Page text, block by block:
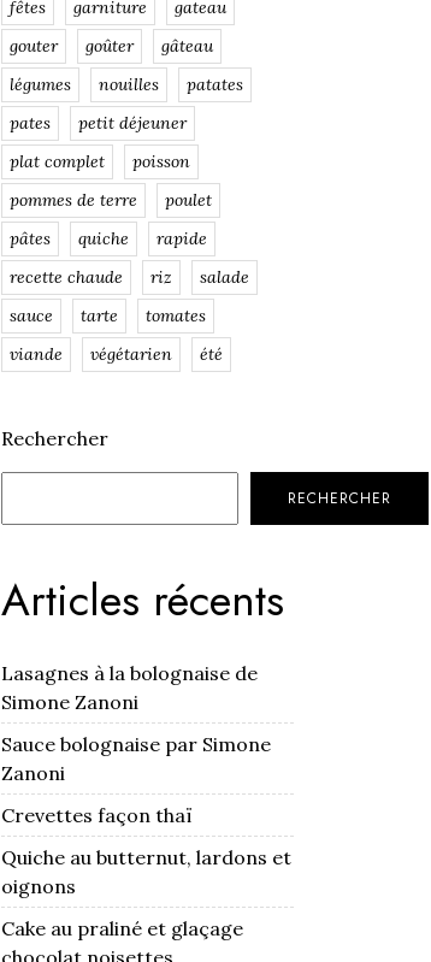
fêtes
garniture
gateau
gouter
goûter
gâteau
légumes
nouilles
patates
pates
petit déjeuner
plat complet
poisson
pommes de terre
poulet
pâtes
quiche
rapide
recette chaude
riz
salade
sauce
tarte
tomates
viande
végétarien été
Rechercher
RECHERCHER
Articles récents
Lasagnes à la bolognaise de
Simone Zanoni
Sauce bolognaise par Simone
Zanoni
Crevettes façon thaï
Quiche au butternut, lardons et
oignons
Cake au praliné et glaçage